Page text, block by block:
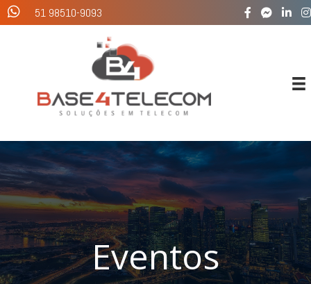
para
51 98510-9093
Eventos